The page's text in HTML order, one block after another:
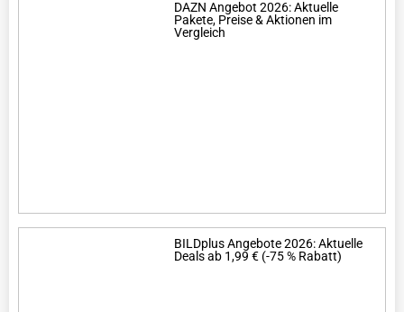
DAZN Angebot 2026: Aktuelle
Pakete, Preise & Aktionen im
Vergleich
BILDplus Angebote 2026: Aktuelle
Deals ab 1,99 € (-75 % Rabatt)